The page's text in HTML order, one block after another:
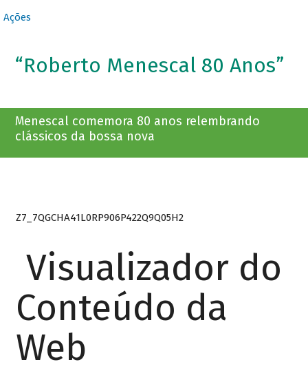
Ações
“Roberto Menescal 80 Anos”
Menescal comemora 80 anos relembrando
clássicos da bossa nova
Z7_7QGCHA41L0RP906P422Q9Q05H2
Visualizador do
Conteúdo da
Web